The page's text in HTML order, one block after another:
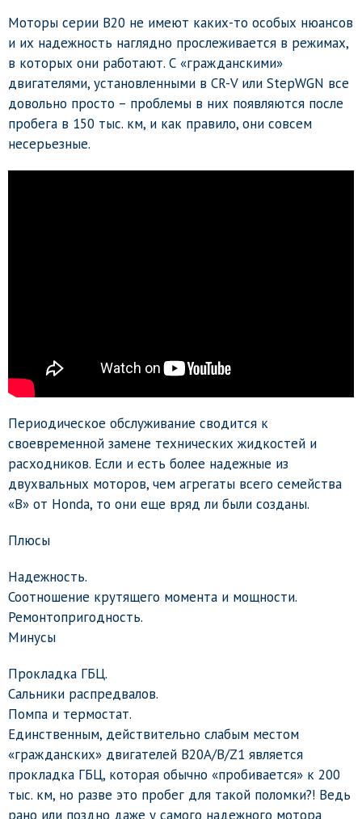
Моторы серии B20 не имеют каких-то особых нюансов
и их надежность наглядно прослеживается в режимах,
в которых они работают. С «гражданскими»
двигателями, установленными в CR-V или StepWGN все
довольно просто – проблемы в них появляются после
пробега в 150 тыс. км, и как правило, они совсем
несерьезные.
Периодическое обслуживание сводится к
своевременной замене технических жидкостей и
расходников. Если и есть более надежные из
двухвальных моторов, чем агрегаты всего семейства
«B» от Honda, то они еще вряд ли были созданы.
Плюсы
Надежность.
Соотношение крутящего момента и мощности.
Ремонтопригодность.
Минусы
Прокладка ГБЦ.
Сальники распредвалов.
Помпа и термостат.
Единственным, действительно слабым местом
«гражданских» двигателей B20A/B/Z1 является
прокладка ГБЦ, которая обычно «пробивается» к 200
тыс. км, но разве это пробег для такой поломки?! Ведь
рано или поздно даже у самого надежного мотора